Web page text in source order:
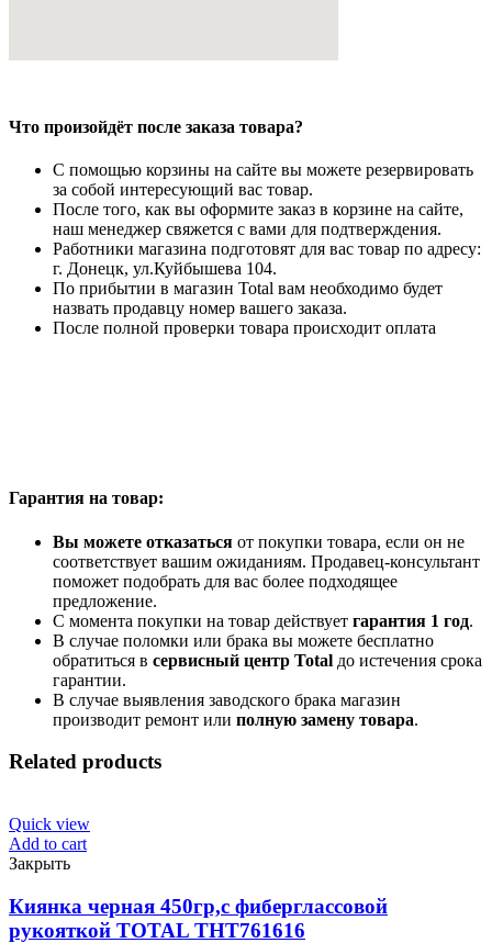
Что произойдёт после заказа товара?
С помощью корзины на сайте вы можете резервировать
за собой интересующий вас товар.
После того, как вы оформите заказ в корзине на сайте,
наш менеджер свяжется с вами для подтверждения.
Работники магазина подготовят для вас товар по адресу:
г. Донецк, ул.Куйбышева 104.
По прибытии в магазин Total вам необходимо будет
назвать продавцу номер вашего заказа.
После полной проверки товара происходит оплата
Гарантия на товар:
Вы можете отказаться от покупки товара, если он не
соответствует вашим ожиданиям. Продавец-консультант
поможет подобрать для вас более подходящее
предложение.
С момента покупки на товар действует гарантия 1 год.
В случае поломки или брака вы можете бесплатно
обратиться в сервисный центр Total до истечения срока
гарантии.
В случае выявления заводского брака магазин
производит ремонт или полную замену товара.
Related products
Quick view
Add to cart
Закрыть
Киянка черная 450гр,с фиберглассовой
рукояткой TOTAL THT761616